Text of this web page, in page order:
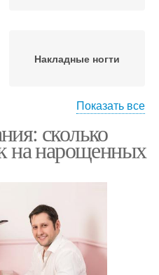
Накладные ногти
Ногти без покрытия
нарощенные ногти
Показать все
сколько
на нарощенных